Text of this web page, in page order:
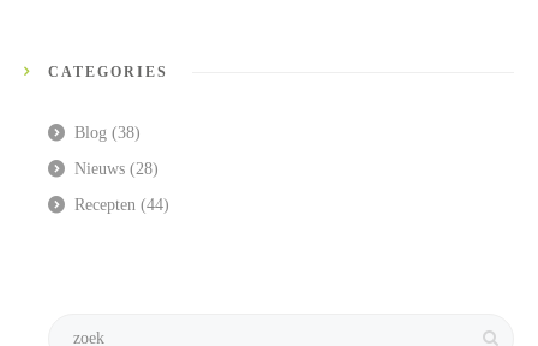
CATEGORIES
Blog (38)
Nieuws (28)
Recepten (44)